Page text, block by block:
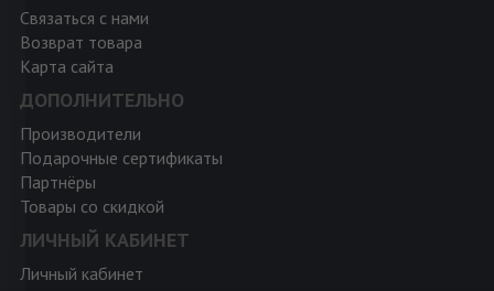
Связаться с нами
Возврат товара
Карта сайта
ДОПОЛНИТЕЛЬНО
Производители
Подарочные сертификаты
Партнёры
Товары со скидкой
ЛИЧНЫЙ КАБИНЕТ
Личный кабинет